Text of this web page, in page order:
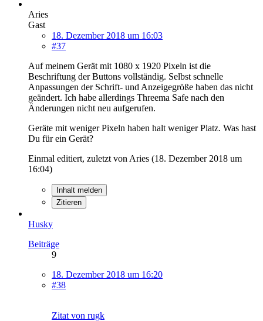
Aries
Gast
18. Dezember 2018 um 16:03
#37
Auf meinem Gerät mit 1080 x 1920 Pixeln ist die
Beschriftung der Buttons vollständig. Selbst schnelle
Anpassungen der Schrift- und Anzeigegröße haben das nicht
geändert. Ich habe allerdings Threema Safe nach den
Änderungen nicht neu aufgerufen.
Geräte mit weniger Pixeln haben halt weniger Platz. Was hast
Du für ein Gerät?
Einmal editiert, zuletzt von Aries (18. Dezember 2018 um
16:04)
Inhalt melden
Zitieren
Husky
Beiträge
9
18. Dezember 2018 um 16:20
#38
Zitat von rugk